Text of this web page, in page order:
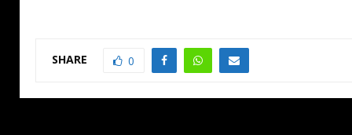
SHARE 0